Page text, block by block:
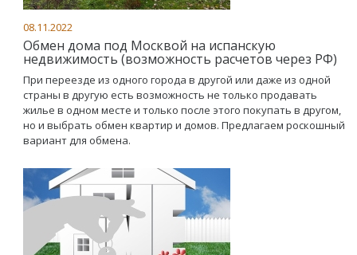
08.11.2022
Обмен дома под Москвой на испанскую
недвижимость (возможность расчетов через РФ)
При переезде из одного города в другой или даже из одной
страны в другую есть возможность не только продавать
жилье в одном месте и только после этого покупать в другом,
но и выбрать обмен квартир и домов. Предлагаем роскошный
вариант для обмена.